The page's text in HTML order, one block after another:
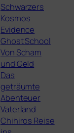
Schwarzers
Kosmos
Evidence
Ghost School
Von Scham
und Geld
Das
geträumte
Abenteuer
Vaterland
Chihiros Reise